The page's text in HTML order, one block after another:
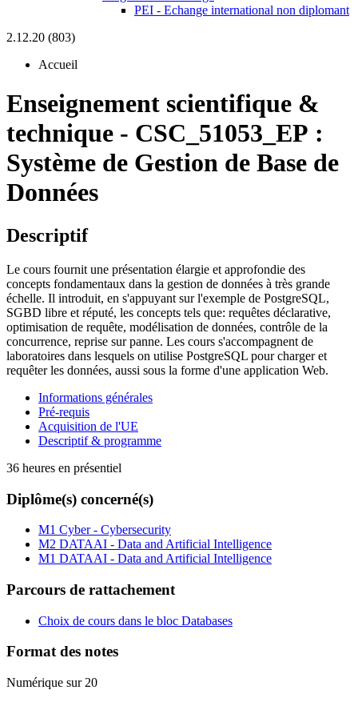
PEI - Echange international non diplomant
2.12.20 (803)
Accueil
Enseignement scientifique &
technique - CSC_51053_EP :
Système de Gestion de Base de
Données
Descriptif
Le cours fournit une présentation élargie et approfondie des
concepts fondamentaux dans la gestion de données à très grande
échelle. Il introduit, en s'appuyant sur l'exemple de PostgreSQL,
SGBD libre et réputé, les concepts tels que: requêtes déclarative,
optimisation de requête, modélisation de données, contrôle de la
concurrence, reprise sur panne. Les cours s'accompagnent de
laboratoires dans lesquels on utilise PostgreSQL pour charger et
requêter les données, aussi sous la forme d'une application Web.
Informations générales
Pré-requis
Acquisition de l'UE
Descriptif & programme
36 heures en présentiel
Diplôme(s) concerné(s)
M1 Cyber - Cybersecurity
M2 DATAAI - Data and Artificial Intelligence
M1 DATAAI - Data and Artificial Intelligence
Parcours de rattachement
Choix de cours dans le bloc Databases
Format des notes
Numérique sur 20